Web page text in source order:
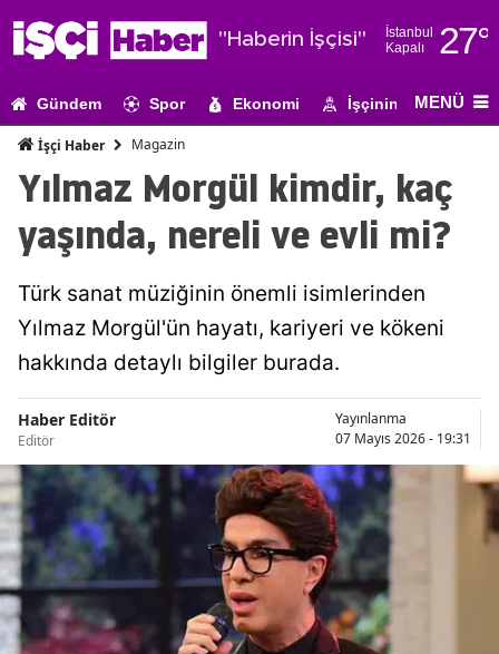
"Haberin İşçisi"
İstanbul
Kapalı
27°
Adıyaman
Ağrı
Amasya
Ankara
Antalya
Aydın
Balıkesir
Gündem Spor Ekonomi İşçinin Gündemi
MENÜ
İşçi Haber Magazin
Yılmaz Morgül kimdir, kaç
yaşında, nereli ve evli mi?
Türk sanat müziğinin önemli isimlerinden
Yılmaz Morgül'ün hayatı, kariyeri ve kökeni
hakkında detaylı bilgiler burada.
Haber Editör
Editör
Yayınlanma
07 Mayıs 2026 - 19:31